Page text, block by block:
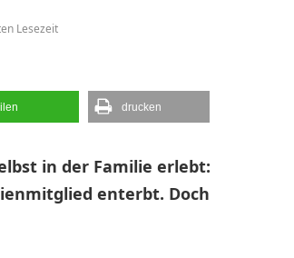
Lesezeit
drucken
in der Familie erlebt:
enterbt. Doch